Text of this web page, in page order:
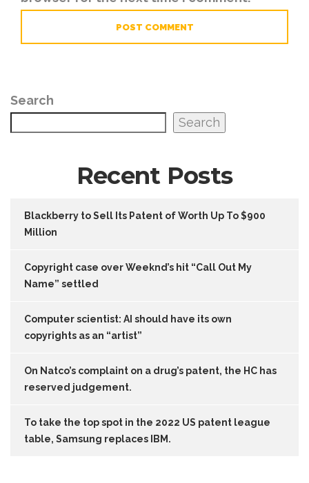
Search
Search
Recent Posts
Blackberry to Sell Its Patent of Worth Up To $900
Million
Copyright case over Weeknd’s hit “Call Out My
Name” settled
Computer scientist: AI should have its own
copyrights as an “artist”
On Natco’s complaint on a drug’s patent, the HC has
reserved judgement.
To take the top spot in the 2022 US patent league
table, Samsung replaces IBM.